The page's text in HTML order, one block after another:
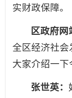
实财政保障。
区政府网
全区经济社会
大家介绍一下
张世英：